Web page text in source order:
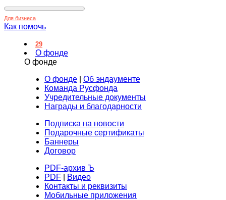
Для бизнеса
Как помочь
29
О фонде
О фонде
О фонде
Об эндаументе
Команда Русфонда
Учредительные документы
Награды и благодарности
Подписка на новости
Подарочные сертификаты
Баннеры
Договор
PDF-архив Ъ
PDF
Видео
Контакты и реквизиты
Мобильные приложения